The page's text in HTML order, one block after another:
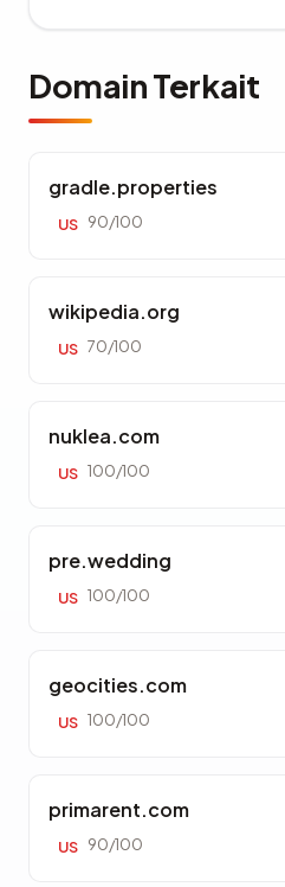
Domain Terkait
gradle.properties
US 90/100
wikipedia.org
US 70/100
nuklea.com
US 100/100
pre.wedding
US 100/100
geocities.com
US 100/100
primarent.com
US 90/100